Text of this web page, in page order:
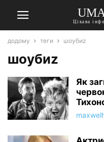
Цікава
додому теги шоубиz
шоубиz
Як